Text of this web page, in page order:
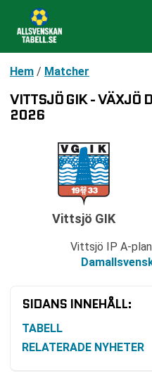
Hem / Matcher
VITTSJÖ GIK - VÄXJÖ
2026
Vittsjö GIK
Vittsjö IP A-plan
SIDANS INNEHÅLL:
TABELL
RELATERADE NYHETER